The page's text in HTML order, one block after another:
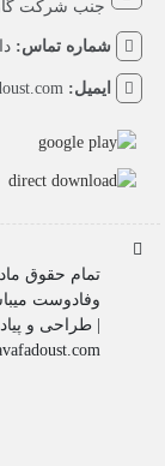
جنب شرکت
شماره تماس:داخلی
ایمیل:
تمام حقوق
وفادوست
| طراحی و